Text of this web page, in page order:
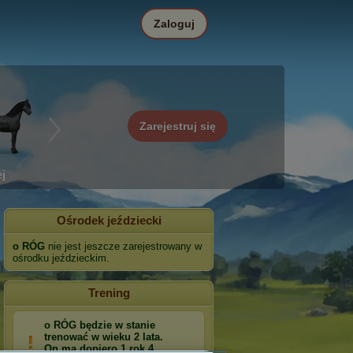
Zarejestruj się
Zaloguj
Ośrodek jeździecki
o RÓG nie jest jeszcze zarejestrowany w
ośrodku jeździeckim.
Trening
o RÓG będzie w stanie
trenować w wieku 2 lata.
On ma dopiero 1 rok 4